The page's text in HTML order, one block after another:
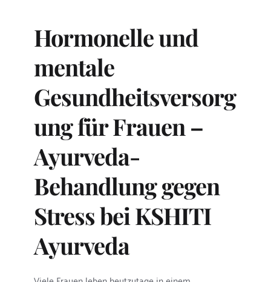
Hormonelle und
mentale
Gesundheitsversorg
ung für Frauen –
Ayurveda-
Behandlung gegen
Stress bei KSHITI
Ayurveda